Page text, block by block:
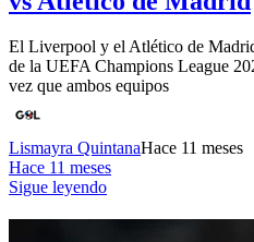
El Liverpool y el Atlético de
de la UEFA Champions League
vez que ambos equipos
Lismayra QuintanaHace 11 meses
Hace 11 meses
Sigue leyendo